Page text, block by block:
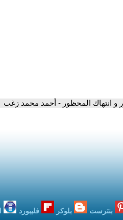
و انتهاك المحظور - أحمد محمد زغب
بنترست بلوكر فليبورد